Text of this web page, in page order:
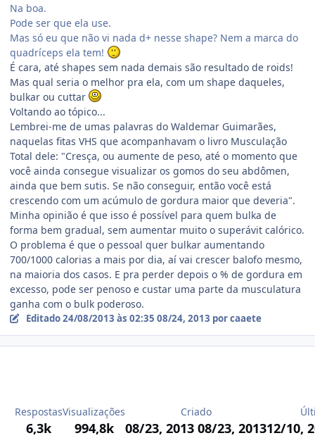
Na boa.
Pode ser que ela use.
Mas só eu que não vi nada d+ nesse shape? Nem a marca do
quadríceps ela tem!
É cara, até shapes sem nada demais são resultado de roids!
Mas qual seria o melhor pra ela, com um shape daqueles,
bulkar ou cuttar
Voltando ao tópico...
Lembrei-me de umas palavras do Waldemar Guimarães,
naquelas fitas VHS que acompanhavam o livro Musculação
Total dele: "Cresça, ou aumente de peso, até o momento que
você ainda consegue visualizar os gomos do seu abdômen,
ainda que bem sutis. Se não conseguir, então você está
crescendo com um acúmulo de gordura maior que deveria".
Minha opinião é que isso é possível para quem bulka de
forma bem gradual, sem aumentar muito o superávit calórico.
O problema é que o pessoal quer bulkar aumentando
700/1000 calorias a mais por dia, aí vai crescer balofo mesmo,
na maioria dos casos. E pra perder depois o % de gordura em
excesso, pode ser penoso e custar uma parte da musculatura
ganha com o bulk poderoso.
Editado24/08/2013 às 02:35 08/24, 2013 por caaete
Respostas
6,3k
Visualizações
994,8k
Criado
08/23, 2013 08/23, 201312/10,